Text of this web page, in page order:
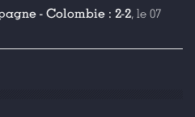
- Colombie : 2-2, le 07